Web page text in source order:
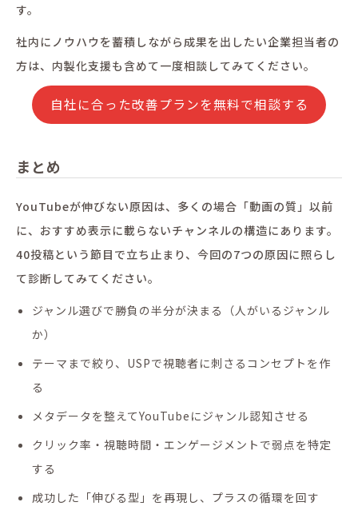
す。
社内にノウハウを蓄積しながら成果を出したい企業担当者の
方は、内製化支援も含めて一度相談してみてください。
自社に合った改善プランを無料で相談する
まとめ
YouTubeが伸びない原因は、多くの場合「動画の質」以前
に、おすすめ表示に載らないチャンネルの構造にあります。
40投稿という節目で立ち止まり、今回の7つの原因に照らし
て診断してみてください。
ジャンル選びで勝負の半分が決まる（人がいるジャンル
か）
テーマまで絞り、USPで視聴者に刺さるコンセプトを作
る
メタデータを整えてYouTubeにジャンル認知させる
クリック率・視聴時間・エンゲージメントで弱点を特定
する
成功した「伸びる型」を再現し、プラスの循環を回す